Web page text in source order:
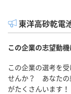
東洋高砂乾電
この企業の志望動
この企業の選考を
せんか？ あなたの
がたくさんいます！